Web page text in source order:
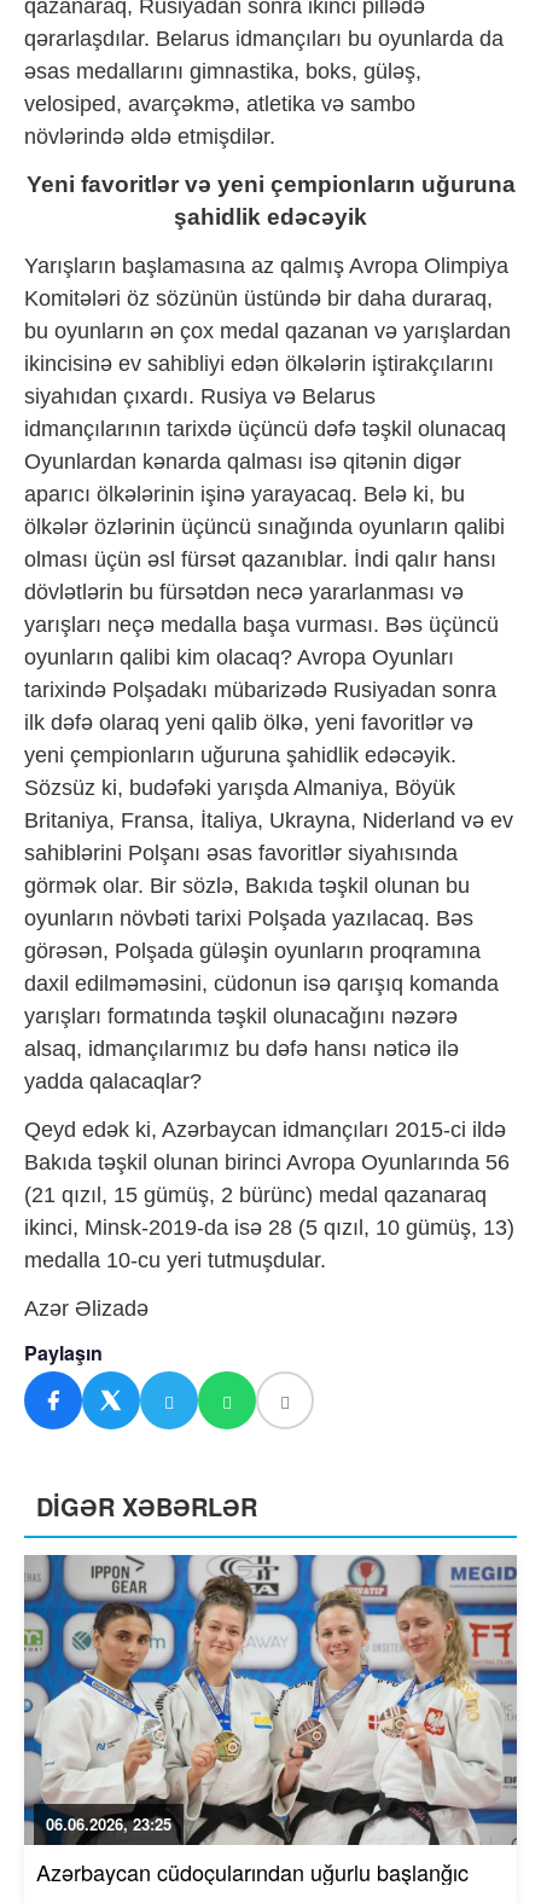
qazanaraq, Rusiyadan sonra ikinci pillədə
qərarlaşdılar. Belarus idmançıları bu oyunlarda da
əsas medallarını gimnastika, boks, güləş,
velosiped, avarçəkmə, atletika və sambo
növlərində əldə etmişdilər.
Yeni favoritlər və yeni çempionların uğuruna
şahidlik edəcəyik
Yarışların başlamasına az qalmış Avropa Olimpiya
Komitələri öz sözünün üstündə bir daha duraraq,
bu oyunların ən çox medal qazanan və yarışlardan
ikincisinə ev sahibliyi edən ölkələrin iştirakçılarını
siyahıdan çıxardı. Rusiya və Belarus
idmançılarının tarixdə üçüncü dəfə təşkil olunacaq
Oyunlardan kənarda qalması isə qitənin digər
aparıcı ölkələrinin işinə yarayacaq. Belə ki, bu
ölkələr özlərinin üçüncü sınağında oyunların qalibi
olması üçün əsl fürsət qazanıblar. İndi qalır hansı
dövlətlərin bu fürsətdən necə yararlanması və
yarışları neçə medalla başa vurması. Bəs üçüncü
oyunların qalibi kim olacaq? Avropa Oyunları
tarixində Polşadakı mübarizədə Rusiyadan sonra
ilk dəfə olaraq yeni qalib ölkə, yeni favoritlər və
yeni çempionların uğuruna şahidlik edəcəyik.
Sözsüz ki, budəfəki yarışda Almaniya, Böyük
Britaniya, Fransa, İtaliya, Ukrayna, Niderland və ev
sahiblərini Polşanı əsas favoritlər siyahısında
görmək olar. Bir sözlə, Bakıda təşkil olunan bu
oyunların növbəti tarixi Polşada yazılacaq. Bəs
görəsən, Polşada güləşin oyunların proqramına
daxil edilməməsini, cüdonun isə qarışıq komanda
yarışları formatında təşkil olunacağını nəzərə
alsaq, idmançılarımız bu dəfə hansı nəticə ilə
yadda qalacaqlar?
Qeyd edək ki, Azərbaycan idmançıları 2015-ci ildə
Bakıda təşkil olunan birinci Avropa Oyunlarında 56
(21 qızıl, 15 gümüş, 2 bürünc) medal qazanaraq
ikinci, Minsk-2019-da isə 28 (5 qızıl, 10 gümüş, 13)
medalla 10-cu yeri tutmuşdular.
Azər Əlizadə
Paylaşın
DİGƏR XƏBƏRLƏR
06.06.2026, 23:25
Azərbaycan cüdoçularından uğurlu başlanğıc